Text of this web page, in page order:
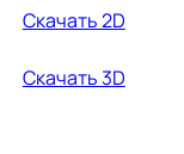
Cкачать 2D
Cкачать 3D